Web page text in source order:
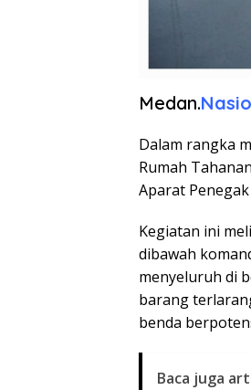
Medan.
Dalam rangka
Rumah
Aparat
Kegiatan ini
dibawah
menyeluruh di
barang
benda
Baca juga